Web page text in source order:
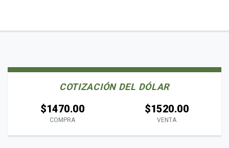
COTIZACIÓN DEL DÓLAR
$1470.00
COMPRA
$1520.00
VENTA